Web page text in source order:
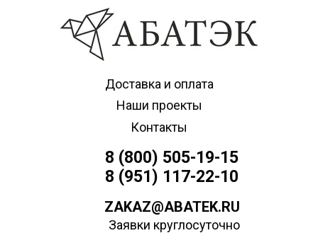
Доставка и оплата
Наши проекты
Контакты
8 (800) 505-19-15
8 (951) 117-22-10
ZAKAZ@ABATEK.RU
Заявки круглосуточно